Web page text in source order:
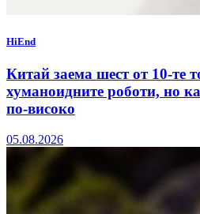
HiEnd
Китай заема шест от 10-те
хуманоидните роботи, но
по-високо
05.08.2026